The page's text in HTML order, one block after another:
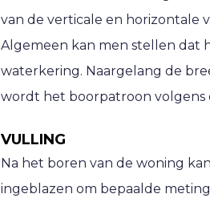
van de verticale en horizontale
Algemeen kan men stellen dat
waterkering. Naargelang de
wordt het boorpatroon
VULLING
Na het boren van de woning
ingeblazen om bepaalde